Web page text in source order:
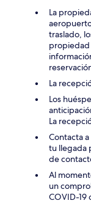
La
traslado,
propiedad
La
Los
La
Contacta
tu llegada
de
Al
un
COVID-19